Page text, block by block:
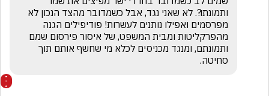
סחיטה.